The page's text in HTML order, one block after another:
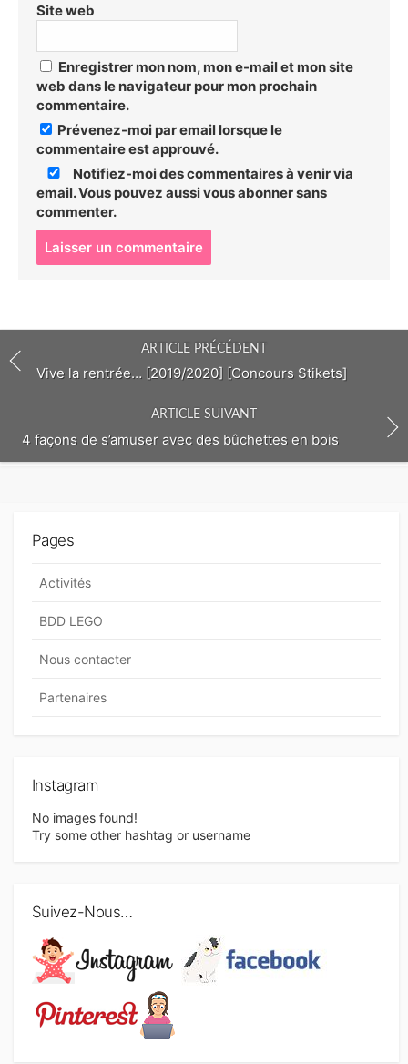
Site web
Enregistrer mon nom, mon e-mail et mon site
web dans le navigateur pour mon prochain
commentaire.
Prévenez-moi par email lorsque le
commentaire est approuvé.
Notifiez-moi des commentaires à venir via
email. Vous pouvez aussivous abonnersans
commenter.
o
m
m
n
ARTICLE PRÉCÉDENT
Vive la rentrée… [2019/2020] [Concours Stikets]
ARTICLE SUIVANT
4 façons de s’amuser avec des bûchettes en bois
Pages
Activités
BDD LEGO
Nous contacter
Partenaires
Instagram
No images found!
Try some other hashtag or username
Suivez-Nous…